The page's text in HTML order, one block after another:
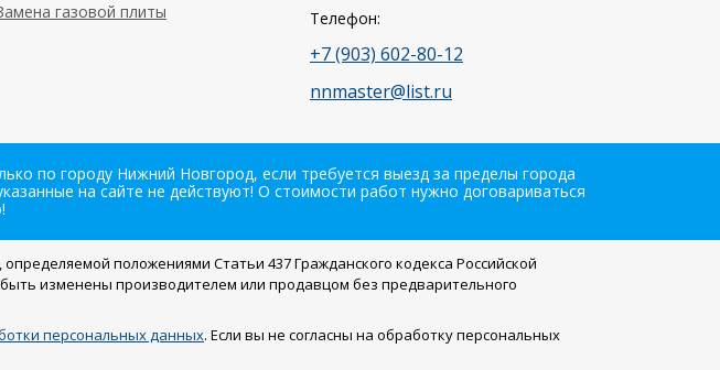
газовой плиты
Телефон:
+7 (903) 602-80-12
nnmaster@list.ru
по городу Нижний Новгород, если требуется выезд за пределы города
на сайте не действуют! О стоимости работ нужно договариваться
положениями Статьи 437 Гражданского кодекса Российской
изменены производителем или продавцом без предварительного
персональных данных. Если вы не согласны на обработку персональных